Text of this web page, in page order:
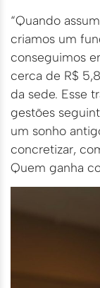
“Quando
criamos um
conseguimos
cerca de R$
da sede. Esse
gestões
um sonho
concretizar,
Quem ganha